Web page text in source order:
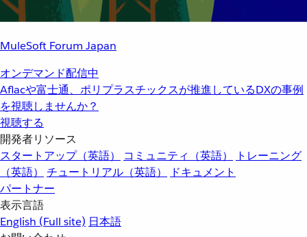
MuleSoft Forum Japan
オンデマンド配信中
Aflacや富士通、ポリプラスチックスが推進しているDXの事例
を視聴しませんか？
視聴する
開発者リソース
スタートアップ（英語）
コミュニティ（英語）
トレーニング
（英語）
チュートリアル（英語）
ドキュメント
パートナー
表示言語
English (Full site) 日本語